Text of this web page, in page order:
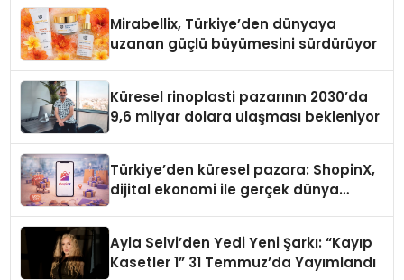
Mirabellix, Türkiye’den dünyaya
uzanan güçlü büyümesini sürdürüyor
Küresel rinoplasti pazarının 2030’da
9,6 milyar dolara ulaşması bekleniyor
Türkiye’den küresel pazara: ShopinX,
dijital ekonomi ile gerçek dünya
Ayla Selvi’den Yedi Yeni Şarkı: “Kayıp
Kasetler 1” 31 Temmuz’da Yayımlandı